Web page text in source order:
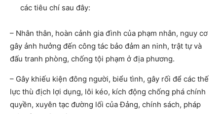
các tiêu chí sau đây:
– Nhân thân, hoàn cảnh gia đình của phạm nhân, nguy cơ
gây ảnh hưởng đến công tác bảo đảm an ninh, trật tự và
đấu tranh phòng, chống tội phạm ở địa phương.
– Gây khiếu kiện đông người, biểu tình, gây rối để các thế
lực thù địch lợi dụng, lôi kéo, kích động chống phá chính
quyền, xuyên tạc đường lối của Đảng, chính sách, pháp